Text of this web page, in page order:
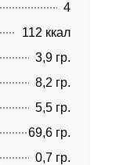
4
112 ккал
3,9 гр.
8,2 гр.
5,5 гр.
69,6 гр.
0,7 гр.